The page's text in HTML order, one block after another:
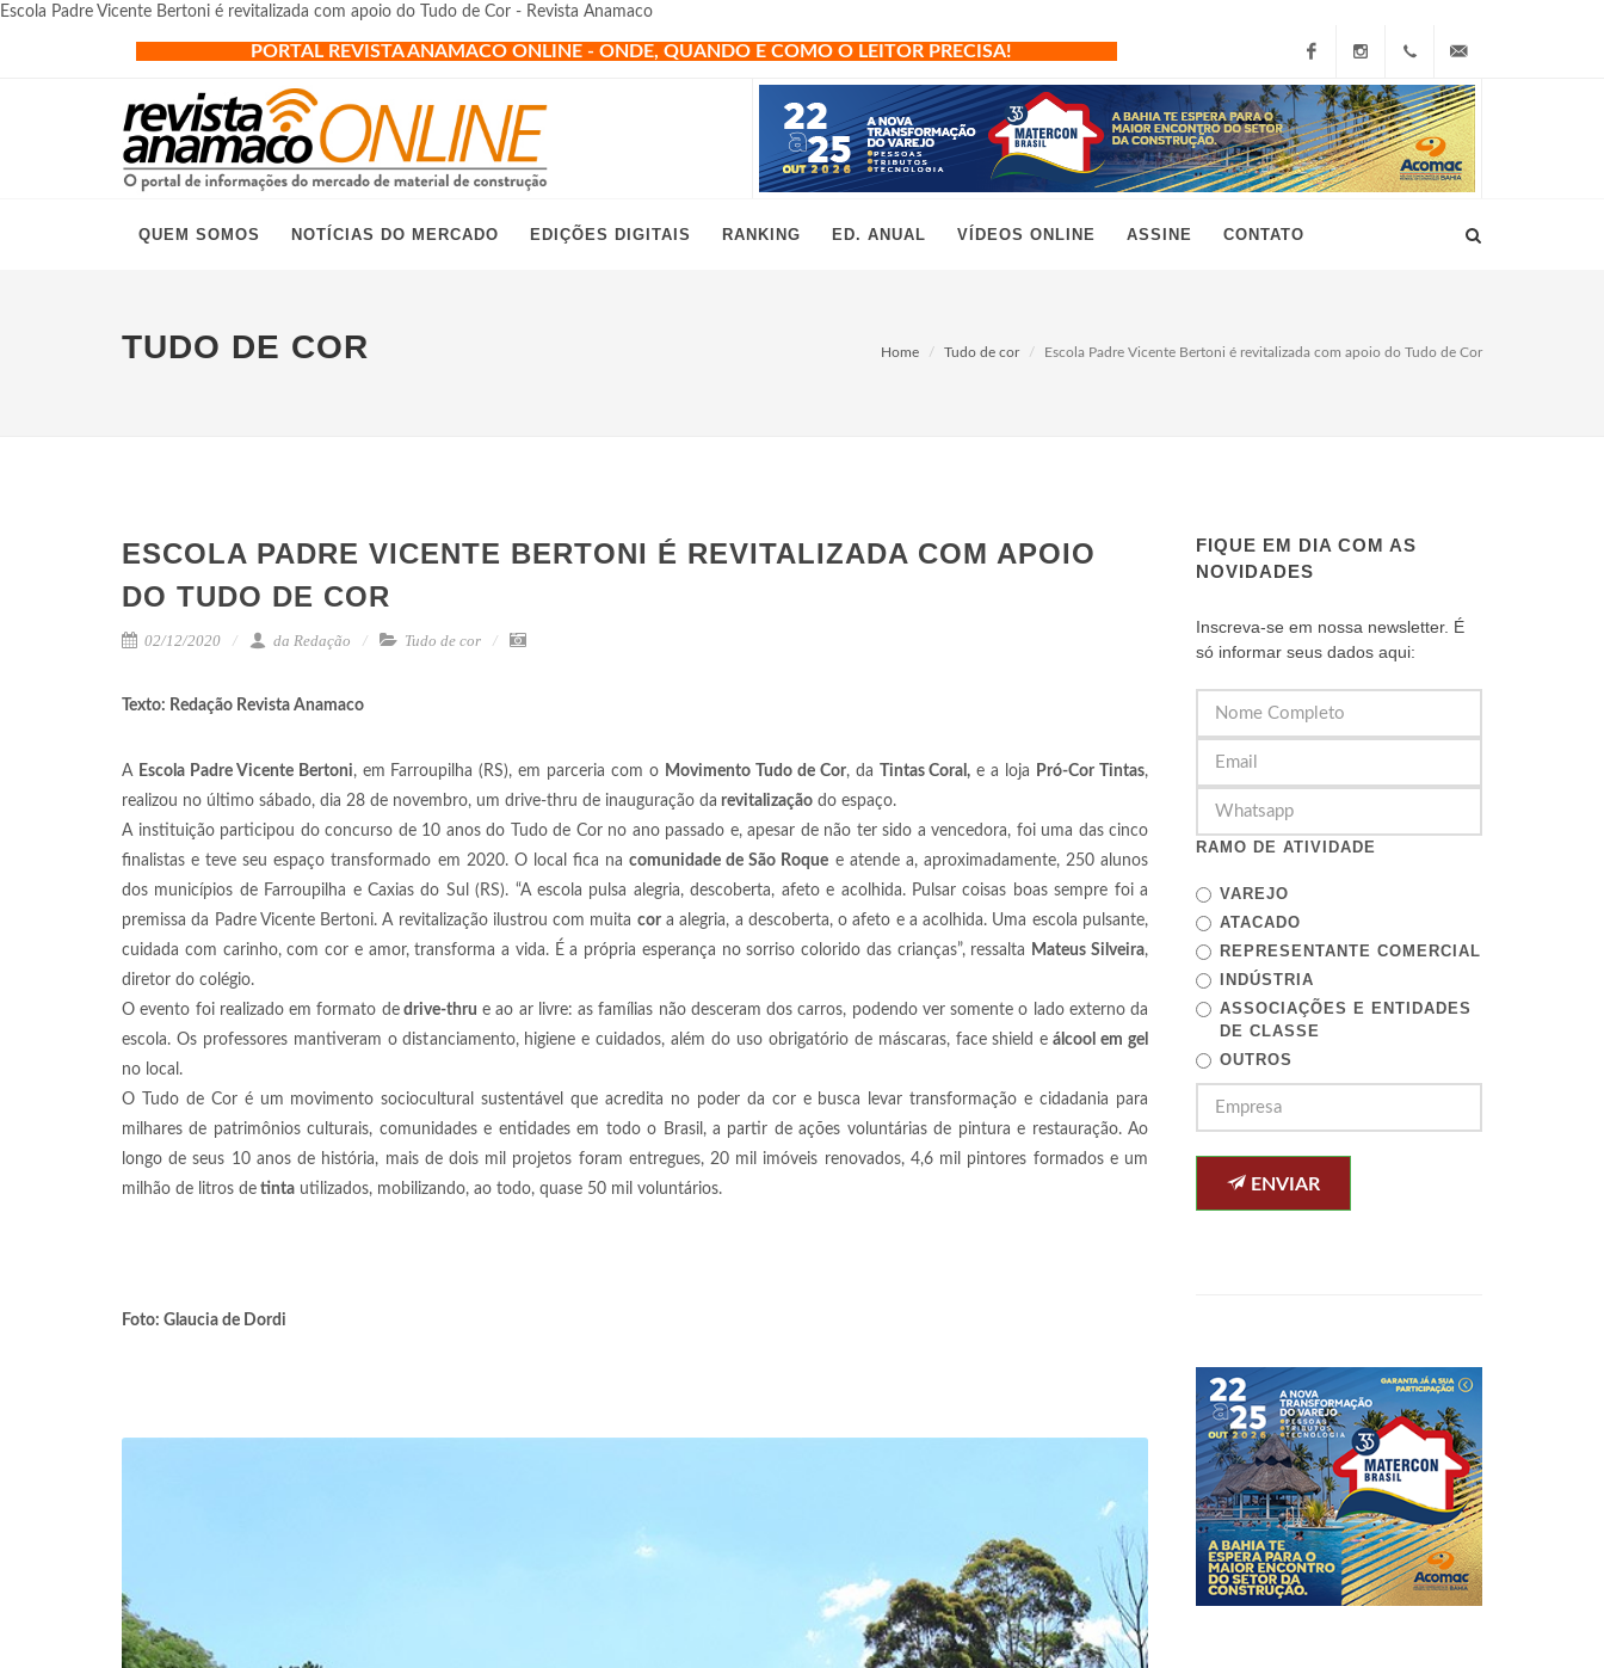
Escola Padre Vicente Bertoni é revitalizada com apoio do Tudo de Cor - Revista Anamaco
PORTAL REVISTA ANAMACO ONLINE - ONDE, QUANDO E COMO O LEITOR PRECISA!
FacebookInstagram
+55
(11)
grau10@grau10.com.br
QUEM SOMOS NOTÍCIAS DO MERCADO EDIÇÕES DIGITAIS RANKING ED. ANUAL VÍDEOS ONLINE ASSINE CONTATO
TUDO DE COR Home Tudo de cor Escola Padre Vicente Bertoni é revitalizada com apoio do Tudo de Cor
ESCOLA PADRE VICENTE BERTONI É REVITALIZADA COM APOIO
DO TUDO DE COR
02/12/2020 da Redação Tudo de cor
Texto: Redação Revista Anamaco
A Escola Padre Vicente Bertoni, em Farroupilha (RS), em parceria com o Movimento Tudo de Cor, da Tintas Coral, e a loja Pró-Cor Tintas,
realizou no último sábado, dia 28 de novembro, um drive-thru de inauguração da revitalização do espaço.
A instituição participou do concurso de 10 anos do Tudo de Cor no ano passado e, apesar de não ter sido a vencedora, foi uma das cinco
finalistas e teve seu espaço transformado em 2020. O local fica nacomunidade de São Roque e atende a, aproximadamente, 250 alunos
dos municípios de Farroupilha e Caxias do Sul (RS). “A escola pulsa alegria, descoberta, afeto e acolhida. Pulsar coisas boas sempre foi a
premissa da Padre Vicente Bertoni. A revitalização ilustrou com muita cora alegria, a descoberta, o afeto e a acolhida. Uma escola pulsante,
cuidada com carinho, com cor e amor, transforma a vida. É a própria esperança no sorriso colorido das crianças”, ressalta Mateus Silveira,
diretor do colégio.
O evento foi realizado em formato dedrive-thru e ao ar livre: as famílias não desceram dos carros, podendo ver somente o lado externo da
escola. Os professores mantiveram o distanciamento, higiene e cuidados, além do uso obrigatório de máscaras, face shield e álcool em gel
no local.
O Tudo de Cor é um movimento sociocultural sustentável que acredita no poder da cor e busca levar transformação e cidadania para
milhares de patrimônios culturais, comunidades e entidades em todo o Brasil, a partir de ações voluntárias de pintura e restauração. Ao
longo de seus 10 anos de história, mais de dois mil projetos foram entregues, 20 mil imóveis renovados, 4,6 mil pintores formados e um
milhão de litros de tinta utilizados, mobilizando, ao todo, quase 50 mil voluntários.
Foto: Glaucia de Dordi
FIQUE EM DIA COM AS
NOVIDADES
Inscreva-se em nossa newsletter. É
só informar seus dados aqui:
RAMO DE ATIVIDADE
VAREJO
ATACADO
REPRESENTANTE COMERCIAL
INDÚSTRIA
ASSOCIAÇÕES E ENTIDADES
DE CLASSE
OUTROS
ENVIAR